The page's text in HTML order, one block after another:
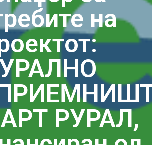
на
РУРАЛ,